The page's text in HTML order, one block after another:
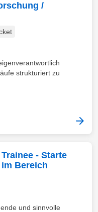
/
strukturiert zu
- Starte
Bereich
und sinnvolle